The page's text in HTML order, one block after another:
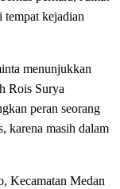
tempat kejadian
menunjukkan
Rois Surya
peran seorang
karena masih dalam
Kecamatan Medan